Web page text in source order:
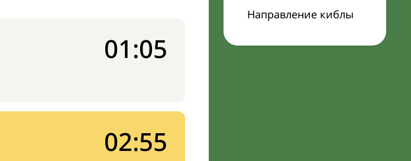
Направление киблы
01:05
02:55